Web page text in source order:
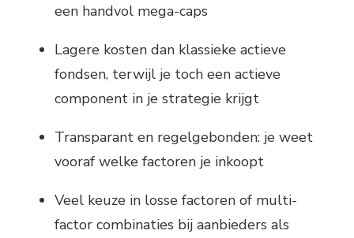
een handvol mega-caps
Lagere kosten dan klassieke actieve
fondsen, terwijl je toch een actieve
component in je strategie krijgt
Transparant en regelgebonden: je weet
vooraf welke factoren je inkoopt
Veel keuze in losse factoren of multi-
factor combinaties bij aanbieders als